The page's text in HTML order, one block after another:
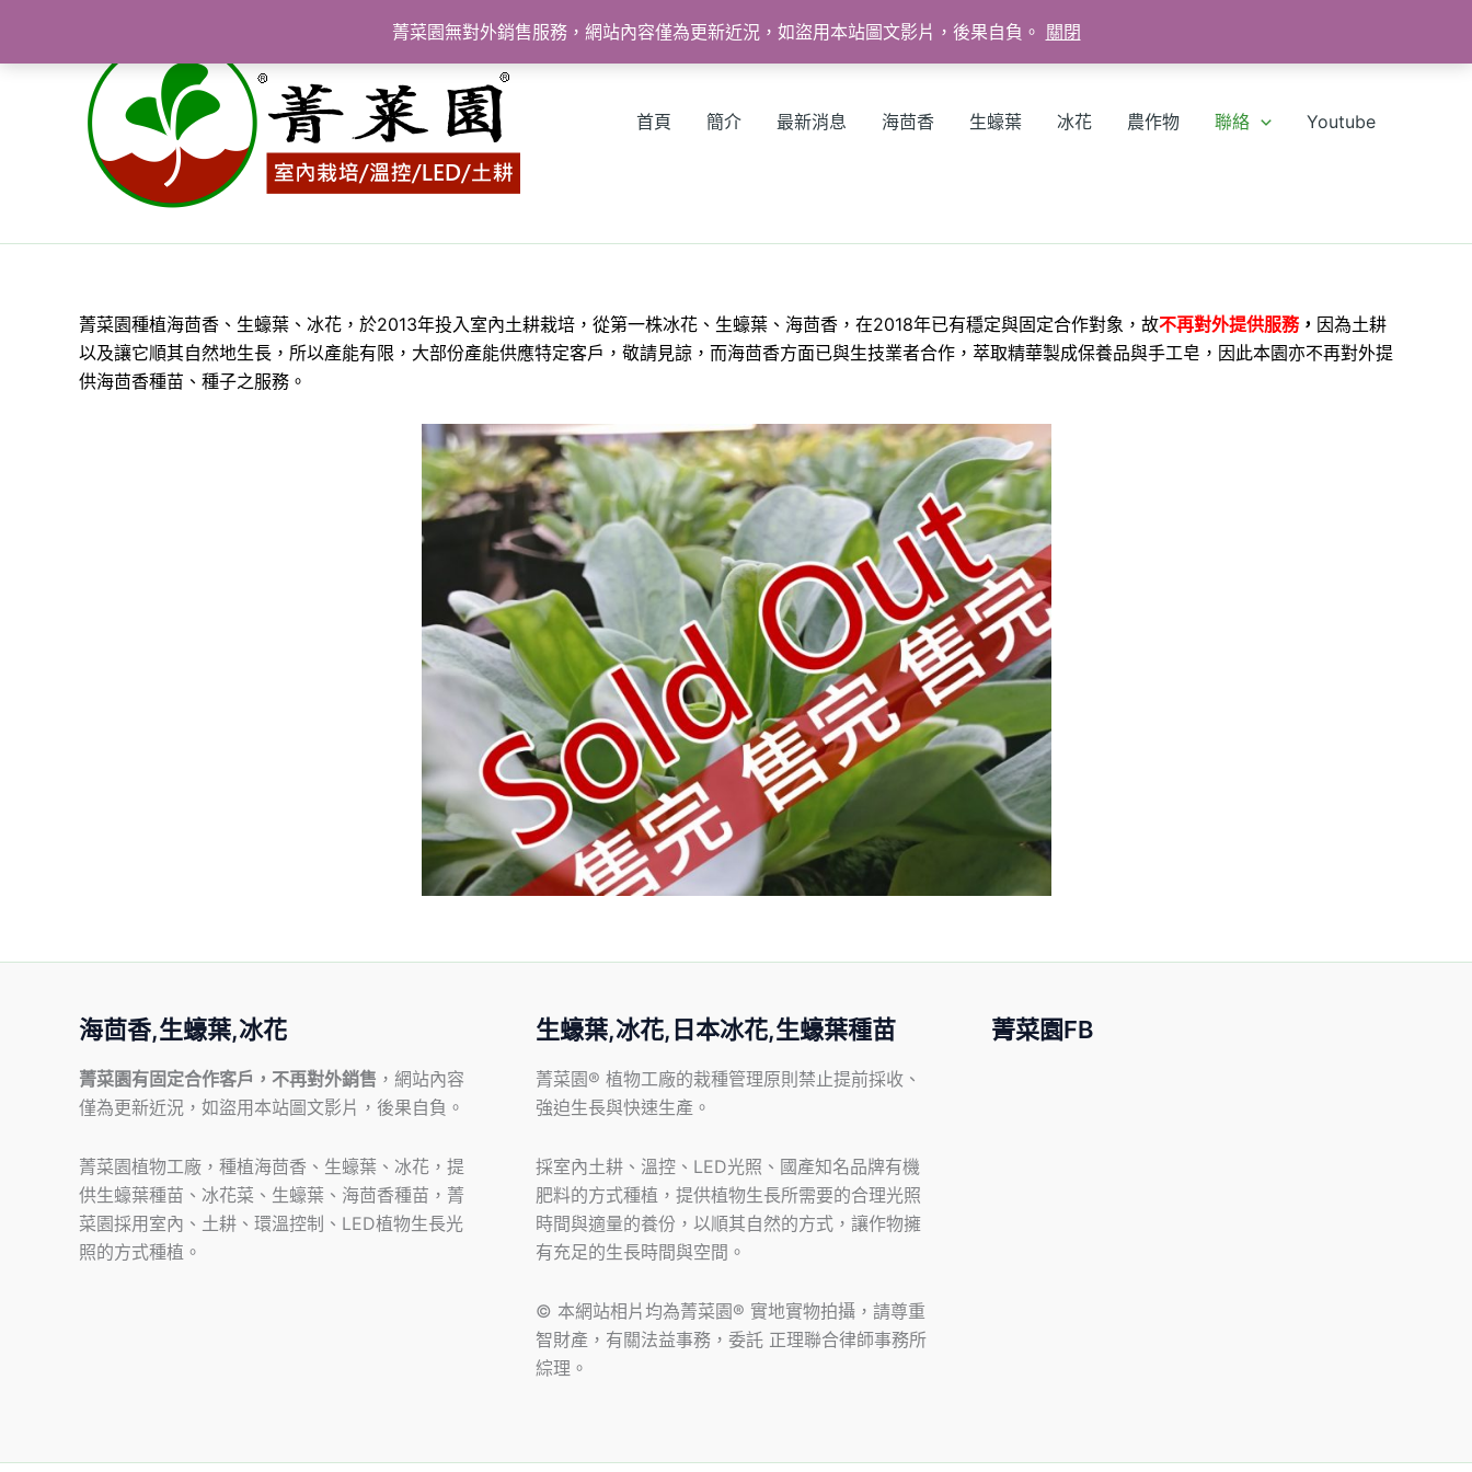
菁菜園無對外銷售服務，網站內容僅為更新近況，如盜用本站圖文影片，後果自負。 關閉
主
首頁 簡介 最新消息 海茴香 生蠔葉 冰花 農作物 聯絡 Youtube
菁菜園種植海茴香、生蠔葉、冰花，於2013年投入室內土耕栽培，從第一株冰花、生蠔葉、海茴香，在2018年已有穩定與固定合作對象，故不再對外提供服務， 因為土耕
以及讓它順其自然地生長，所以產能有限，大部份產能供應特定客戶，敬請見諒，而海茴香方面已與生技業者合作，萃取精華製成保養品與手工皂，因此本園亦不再對外提
供海茴香種苗、種子之服務。
海茴香,生蠔葉,冰花
菁菜園有固定合作客戶，不再對外銷售 ，網站內容
僅為更新近況，如盜用本站圖文影片，後果自負。
菁菜園植物工廠，種植海茴香、生蠔葉、冰花，提
供生蠔葉種苗、冰花菜、生蠔葉、海茴香種苗，菁
菜園採用室內、土耕、環溫控制、LED植物生長光
照的方式種植。
生蠔葉,冰花,日本冰花,生蠔葉種苗
菁菜園® 植物工廠的栽種管理原則禁止提前採收、
強迫生長與快速生產。
採室內土耕、溫控、LED光照、國產知名品牌有機
肥料的方式種植，提供植物生長所需要的合理光照
時間與適量的養份，以順其自然的方式，讓作物擁
有充足的生長時間與空間。
© 本網站相片均為菁菜園® 實地實物拍攝，請尊重
智財產，有關法益事務，委託 正理聯合律師事務所
綜理。
菁菜園FB